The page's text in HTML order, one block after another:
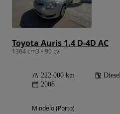
Toyota Auris 1.4 D-4D AC
1364 cm3 • 90 cv
222 000 km Diesel
2008
Mindelo (Porto)